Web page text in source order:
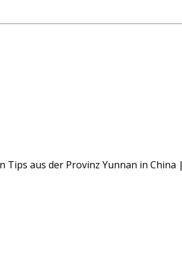
Tips aus der Provinz Yunnan in China |